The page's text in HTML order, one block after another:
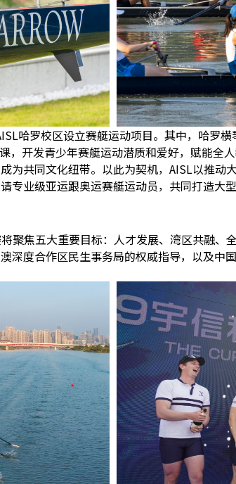
哈罗校区设立赛艇运动项目。其中，哈罗
，开发青少年赛艇运动潜质和爱好，赋能全人
为共同文化纽带。以此为契机， AISL以推动
业级亚运跟奥运赛艇运动员，共同打造大
聚焦五大重要目标：人才发展、湾区共融、
深度合作区民生事务局的权威指导，以及中